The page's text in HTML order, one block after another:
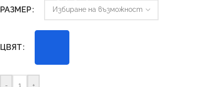
РАЗМЕР
ЦВЯТ
- +